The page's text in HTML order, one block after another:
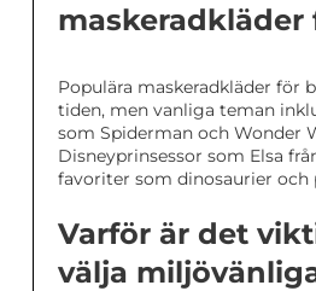
maskeradkläder
Populära maskeradkläder för
tiden, men vanliga teman
som Spiderman och Wonder
Disneyprinsessor som Elsa
favoriter som dinosaurier och
Varför är det
välja